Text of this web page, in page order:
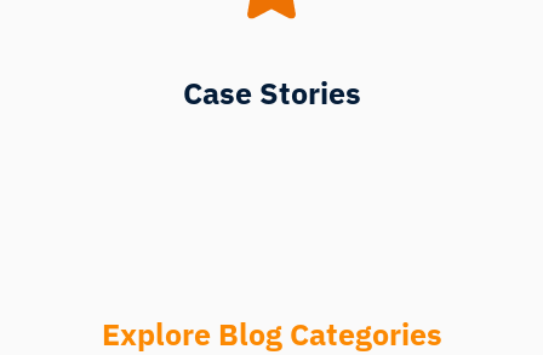
Case Stories
Explore Blog Categories